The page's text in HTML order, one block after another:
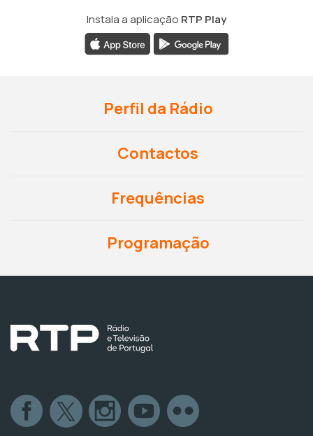
Instala a aplicação RTP Play
Perfil da Rádio
Contactos
Frequências
Programação